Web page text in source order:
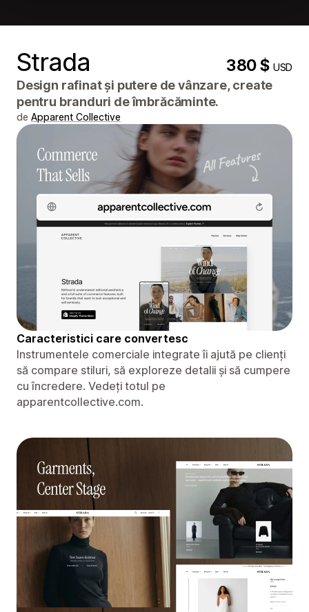
Strada 380 $USD
Design rafinat și putere de vânzare, create
pentru branduri de îmbrăcăminte.
de Apparent Collective
Caracteristici care convertesc
Instrumentele comerciale integrate îi ajută pe clienți
să compare stiluri, să exploreze detalii și să cumpere
cu încredere. Vedeți totul pe
apparentcollective.com.